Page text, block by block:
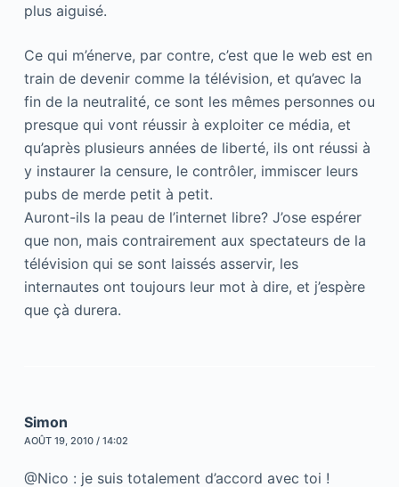
plus aiguisé.
Ce qui m’énerve, par contre, c’est que le web est en
train de devenir comme la télévision, et qu’avec la
fin de la neutralité, ce sont les mêmes personnes ou
presque qui vont réussir à exploiter ce média, et
qu’après plusieurs années de liberté, ils ont réussi à
y instaurer la censure, le contrôler, immiscer leurs
pubs de merde petit à petit.
Auront-ils la peau de l’internet libre? J’ose espérer
que non, mais contrairement aux spectateurs de la
télévision qui se sont laissés asservir, les
internautes ont toujours leur mot à dire, et j’espère
que çà durera.
Simon
AOÛT 19, 2010 / 14:02
@Nico : je suis totalement d’accord avec toi !